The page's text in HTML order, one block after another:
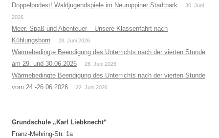
Doppelpodest! Waldjugendspiele im Neuruppiner Stadtpark
30. Juni
2026
Meer. Spaß und Abenteuer – Unsere Klassenfahrt nach
Kühlungsborn
28. Juni 2026
Wärmebedingte Beendigung des Unterrichts nach der vierten Stunde
am 29. und 30.06.2026
26. Juni 2026
Wärmebedingte Beendigung des Unterrichts nach der vierten Stunde
vom 24.-26.06.2026
22. Juni 2026
Grundschule „Karl Liebknecht“
Franz-Mehring-Str. 1a